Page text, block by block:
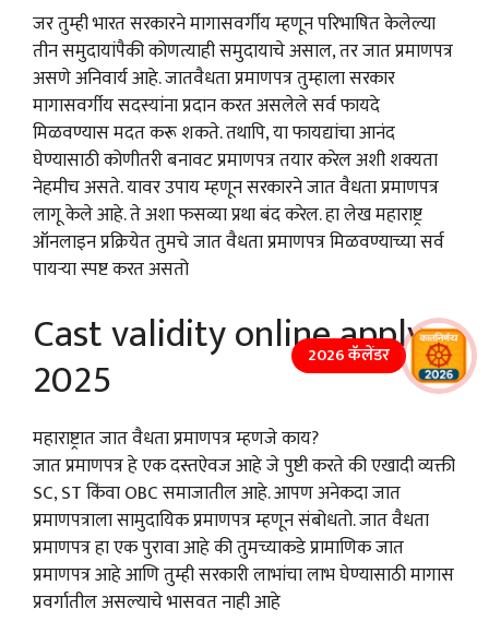
जर तुम्ही भारत सरकारने मागासवर्गीय म्हणून परिभाषित केलेल्या
तीन समुदायांपैकी कोणत्याही समुदायाचे असाल, तर जात प्रमाणपत्र
असणे अनिवार्य आहे. जातवैधता प्रमाणपत्र तुम्हाला सरकार
मागासवर्गीय सदस्यांना प्रदान करत असलेले सर्व फायदे
मिळवण्यास मदत करू शकते. तथापि, या फायद्यांचा आनंद
घेण्यासाठी कोणीतरी बनावट प्रमाणपत्र तयार करेल अशी शक्यता
नेहमीच असते. यावर उपाय म्हणून सरकारने जात वैधता प्रमाणपत्र
लागू केले आहे. ते अशा फसव्या प्रथा बंद करेल. हा लेख महाराष्ट्र
ऑनलाइन प्रक्रियेत तुमचे जात वैधता प्रमाणपत्र मिळवण्याच्या सर्व
पायऱ्या स्पष्ट करत असतो
Cast validity online apply
2025
महाराष्ट्रात जात वैधता प्रमाणपत्र म्हणजे काय?
जात प्रमाणपत्र हे एक दस्तऐवज आहे जे पुष्टी करते की एखादी व्यक्ती
SC, ST किंवा OBC समाजातील आहे. आपण अनेकदा जात
प्रमाणपत्राला सामुदायिक प्रमाणपत्र म्हणून संबोधतो. जात वैधता
प्रमाणपत्र हा एक पुरावा आहे की तुमच्याकडे प्रामाणिक जात
प्रमाणपत्र आहे आणि तुम्ही सरकारी लाभांचा लाभ घेण्यासाठी मागास
प्रवर्गातील असल्याचे भासवत नाही आहे
2026 कॅलेंडर